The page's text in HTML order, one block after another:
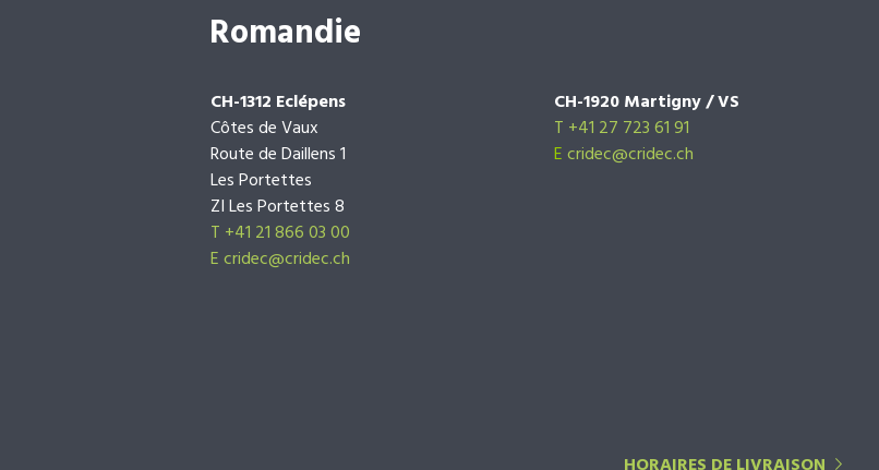
Romandie
CH-1312 Eclépens
Côtes de Vaux
Route de Daillens 1
Les Portettes
ZI Les Portettes 8
T +41 21 866 03 00
Ecridec@cridec.ch
CH-1920 Martigny / VS
T +41 27 723 61 91
Ecridec@cridec.ch